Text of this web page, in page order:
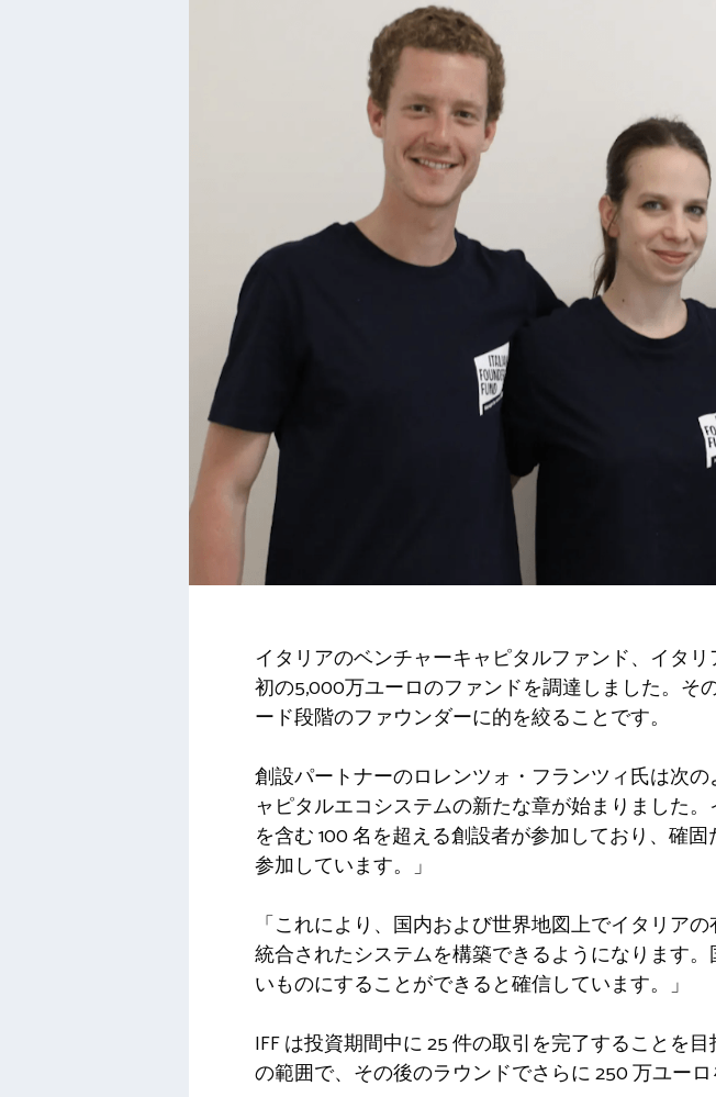
イタリアのベンチャーキャピタルファンド、イタ
初の5,000万ユーロのファンドを調達しました。
ード段階のファウンダーに的を絞ることです。
創設パートナーのロレンツォ・フランツィ氏は次
ャピタルエコシステムの新たな章が始まりました
を含む 100 名を超える創設者が参加しており、確
参加しています。」
「これにより、国内および世界地図上でイタリア
統合されたシステムを構築できるようになります
いものにすることができると確信しています。」
IFF は投資期間中に 25 件の取引を完了することを
の範囲で、その後のラウンドでさらに 250 万ユー